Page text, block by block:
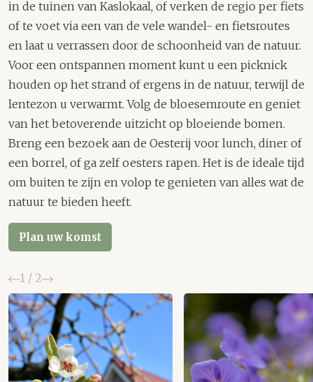
in de tuinen van Kaslokaal, of verken de regio per fiets
of te voet via een van de vele wandel- en fietsroutes
en laat u verrassen door de schoonheid van de natuur.
Voor een ontspannen moment kunt u een picknick
houden op het strand of ergens in de natuur, terwijl de
lentezon u verwarmt. Volg de bloesemroute en geniet
van het betoverende uitzicht op bloeiende bomen.
Breng een bezoek aan de Oesterij voor lunch, diner of
een borrel, of ga zelf oesters rapen. Het is de ideale tijd
om buiten te zijn en volop te genieten van alles wat de
natuur te bieden heeft.
Plan uw komst
Vorige
1 / 2 Volgende